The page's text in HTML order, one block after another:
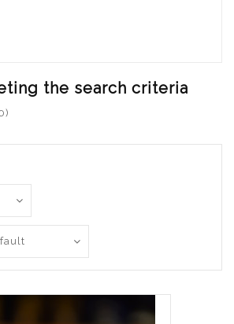
the search criteria